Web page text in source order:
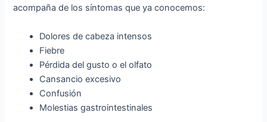
acompaña de los síntomas que ya conocemos:
Dolores de cabeza intensos
Fiebre
Pérdida del gusto o el olfato
Cansancio excesivo
Confusión
Molestias gastrointestinales